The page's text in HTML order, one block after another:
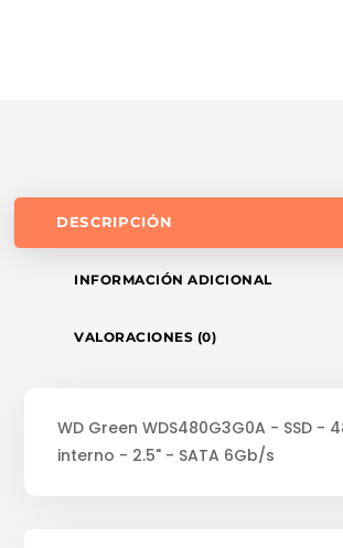
DESCRIPCIÓN
INFORMACIÓN ADICIONAL
VALORACIONES (0)
WD Green WDS480G3G0A - SSD -
interno - 2.5" - SATA 6Gb/s